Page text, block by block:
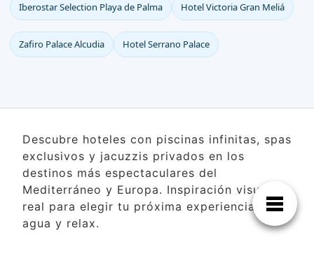
Iberostar Selection Playa de Palma Hotel Victoria Gran Meliá
Zafiro Palace Alcudia Hotel Serrano Palace
Descubre hoteles con piscinas infinitas, spas
exclusivos y jacuzzis privados en los
destinos más espectaculares del
Mediterráneo y Europa. Inspiración visual
real para elegir tu próxima experiencia de
agua y relax.